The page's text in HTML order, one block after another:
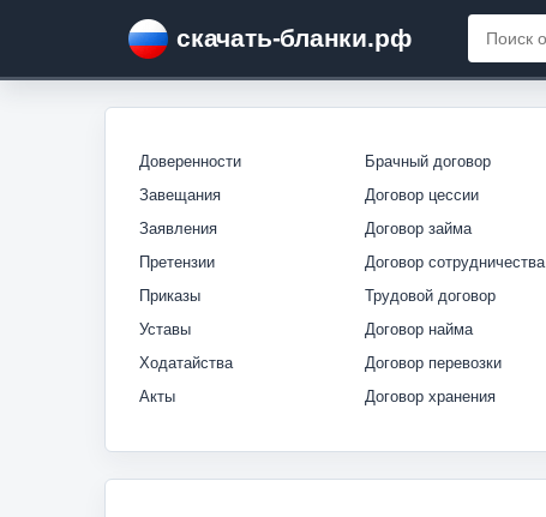
скачать-бланки.рф
Доверенности
Завещания
Заявления
Претензии
Приказы
Уставы
Ходатайства
Акты
Брачный договор
Договор цессии
Договор займа
Договор сотрудничества
Трудовой договор
Договор найма
Договор перевозки
Договор хранения